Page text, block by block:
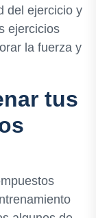
del ejercicio y
ejercicios
la fuerza y
tus